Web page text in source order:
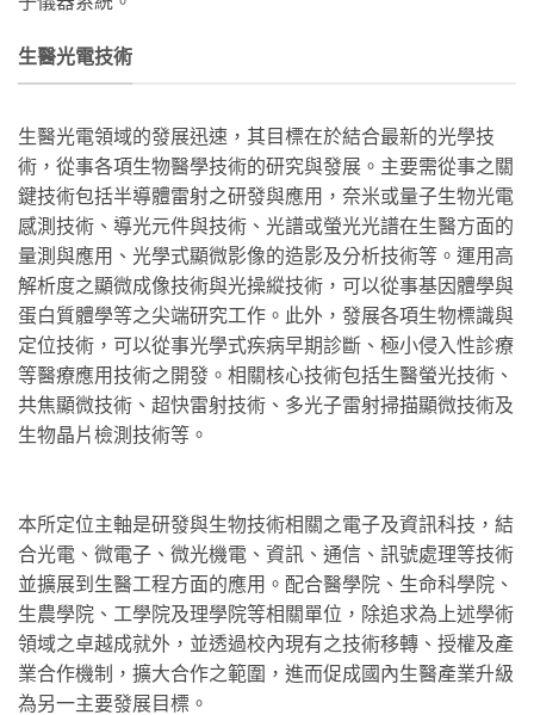
生醫光電技術
生醫光電領域的發展迅速，其目標在於結合最新的光學技
術，從事各項生物醫學技術的研究與發展。主要需從事之關
鍵技術包括半導體雷射之研發與應用，奈米或量子生物光電
感測技術、導光元件與技術、光譜或螢光光譜在生醫方面的
量測與應用、光學式顯微影像的造影及分析技術等。運用高
解析度之顯微成像技術與光操縱技術，可以從事基因體學與
蛋白質體學等之尖端研究工作。此外，發展各項生物標識與
定位技術，可以從事光學式疾病早期診斷、極小侵入性診療
等醫療應用技術之開發。相關核心技術包括生醫螢光技術、
共焦顯微技術、超快雷射技術、多光子雷射掃描顯微技術及
生物晶片檢測技術等。
本所定位主軸是研發與生物技術相關之電子及資訊科技，結
合光電、微電子、微光機電、資訊、通信、訊號處理等技術
並擴展到生醫工程方面的應用。配合醫學院、生命科學院、
生農學院、工學院及理學院等相關單位，除追求為上述學術
領域之卓越成就外，並透過校內現有之技術移轉、授權及產
業合作機制，擴大合作之範圍，進而促成國內生醫產業升級
為另一主要發展目標。